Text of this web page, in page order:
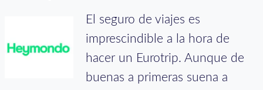
El seguro de viajes es
imprescindible a la hora de
hacer un Eurotrip. Aunque de
buenas a primeras suena a